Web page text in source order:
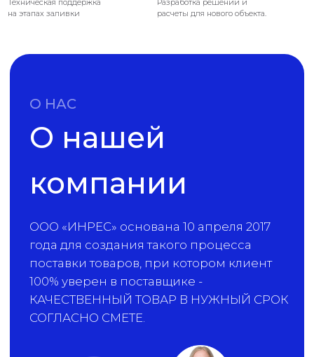
Техническая поддержка
на этапах заливки
Разработка решений и
расчеты для нового объекта.
Смотреть пакет Уставных документов
География
наших поставок
ИнРеС выбирают более 1000